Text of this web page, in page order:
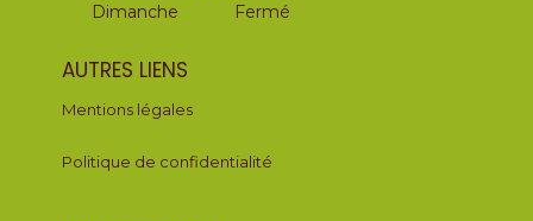
Dimanche
Fermé
AUTRES LIENS
Mentions légales
Politique de confidentialité